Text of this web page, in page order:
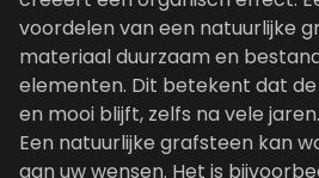
voordelen van een natuurlijke
materiaal duurzaam en
elementen. Dit betekent dat
en mooi blijft, zelfs na vele jaren.
Een natuurlijke grafsteen kan
aan uw wensen. Het is